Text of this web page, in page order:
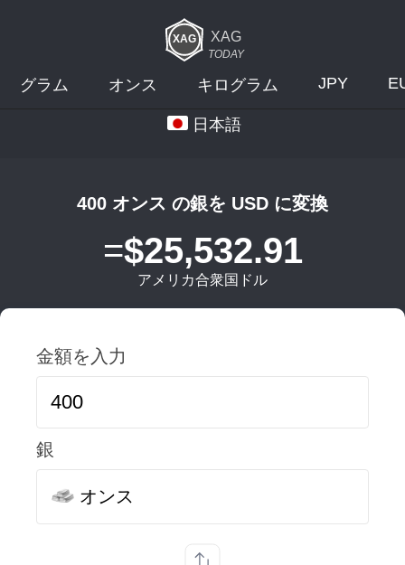
XAG
TODAY
グラム オンス キログラム JPY
日本語
400 オンス の銀を USD に変換
=$25,532.91
アメリカ合衆国ドル
金額を入力
銀
オンス